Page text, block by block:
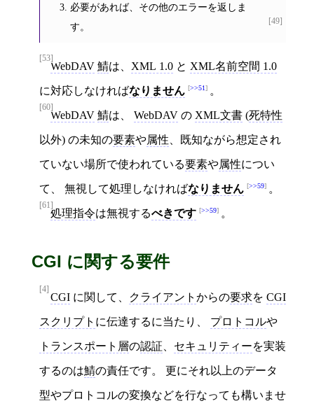
[49]
必要があれば、その他のエラーを返しま
す。
[53]
WebDAV 鯖は、 XML 1.0 と XML名前空間 1.0
に対応しなければなりません >>51 。
[60]
WebDAV 鯖は、 WebDAV の XML文書 (死特性
以外) の未知の要素や属性 、既知ながら想定され
ていない場所で使われている要素や属性につい
て、 無視して処理しなければなりません >>59 。
[61]
処理指令は無視するべきです >>59 。
CGI に関する要件
[4]
CGI に関して、 クライアント からの要求を CGI
スクリプト に伝達するに当たり、 プロトコルや
トランスポート層の認証 セキュリティーを実装
するのは鯖の責任です。 更にそれ以上のデータ
型やプロトコルの変換などを行なっても構いませ